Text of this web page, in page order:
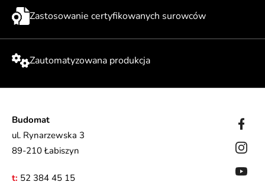
Zastosowanie certyfikowanych surowców
Zautomatyzowana produkcja
Budomat
ul. Rynarzewska 3
89-210 Łabiszyn
t: 52 384 45 15